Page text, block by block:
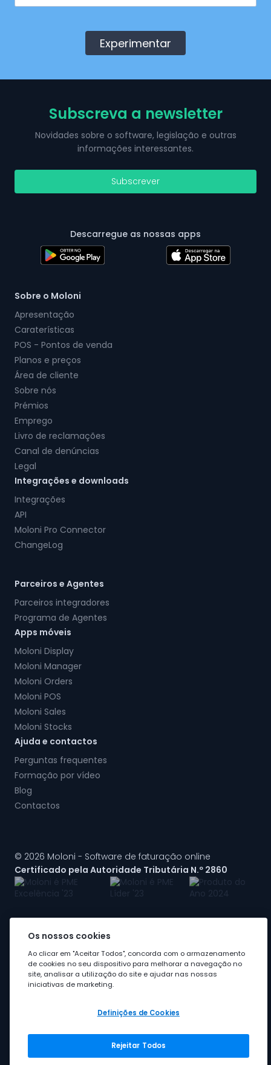
Experimentar
Subscreva a newsletter
Novidades sobre o software, legislação e outras
informações interessantes.
Subscrever
Descarregue as nossas apps
Sobre o Moloni
Apresentação
Caraterísticas
POS - Pontos de venda
Planos e preços
Área de cliente
Sobre nós
Prémios
Emprego
Livro de reclamações
Canal de denúncias
Legal
Integrações e downloads
Integrações
API
Moloni Pro Connector
ChangeLog
Parceiros e Agentes
Parceiros integradores
Programa de Agentes
Apps móveis
Moloni Display
Moloni Manager
Moloni Orders
Moloni POS
Moloni Sales
Moloni Stocks
Ajuda e contactos
Perguntas frequentes
Formação por vídeo
Blog
Contactos
© 2026 Moloni - Software de faturação online
Certificado pela Autoridade Tributária N.º 2860
A Moloni faz parte dogrupo Visma
Grupo Visma
Os nossos cookies
Ao clicar em "Aceitar Todos", concorda com o armazenamento
de cookies no seu dispositivo para melhorar a navegação no
site, analisar a utilização do site e ajudar nas nossas
iniciativas de marketing.
Definições de Cookies
Rejeitar Todos